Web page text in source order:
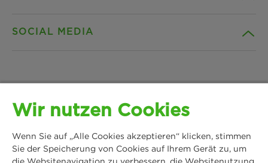
News & Presse
Standorte
Datenschutz
Cookie Einstellungen
SOCIAL MEDIA
Instagram
LinkedIn
MANN+HUMMEL
Schwieberdinger Straße 126
Wir nutzen Cookies
Wenn Sie auf „Alle Cookies akzeptieren“ klicken, stimmen
Sie der Speicherung von Cookies auf Ihrem Gerät zu, um